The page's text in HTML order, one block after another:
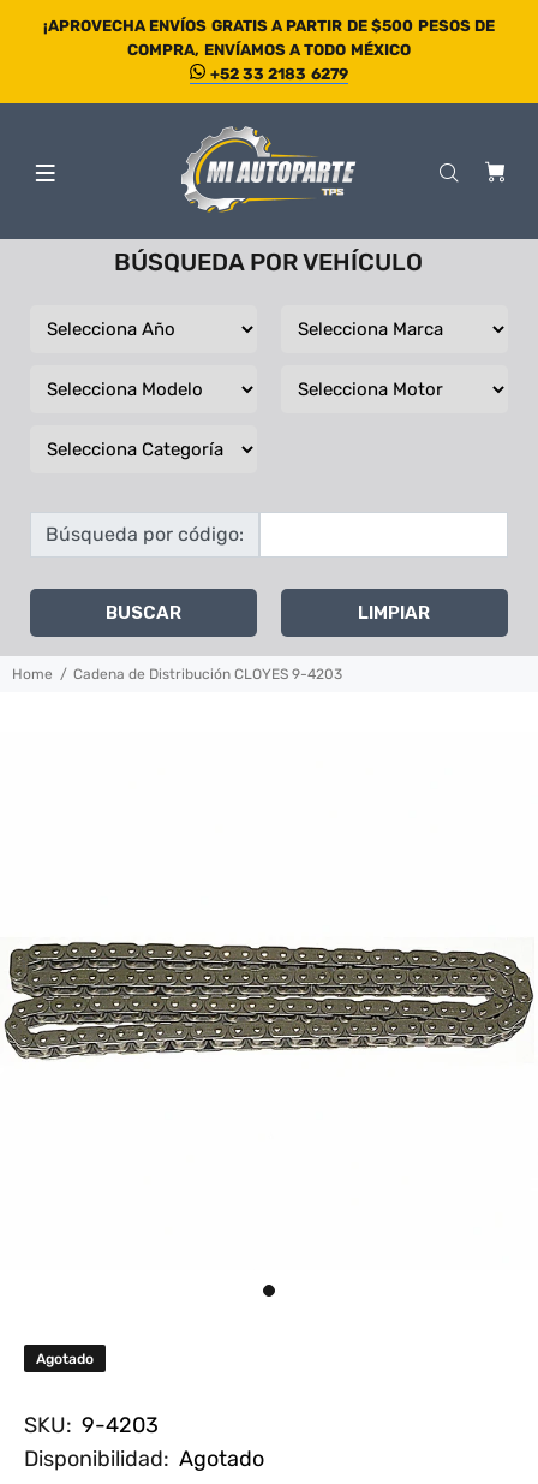
¡APROVECHA ENVÍOS GRATIS A PARTIR DE $500 PESOS DE
COMPRA, ENVÍAMOS A TODO MÉXICO
+52 33 2183 6279
BÚSQUEDA POR VEHÍCULO
Búsqueda por código:
BUSCAR LIMPIAR
Home Cadena de Distribución CLOYES 9-4203
Agotado
SKU: 9-4203
Disponibilidad: Agotado